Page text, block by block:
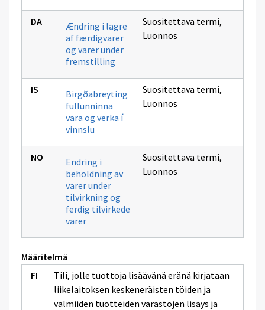
Ændring i lagre
af færdigvarer
og varer under
fremstilling
Suositettava termi,
Luonnos
Birgðabreyting
fullunninna
vara og verka í
vinnslu
Suositettava termi,
Luonnos
Endring i
beholdning av
varer under
tilvirkning og
ferdig tilvirkede
varer
Suositettava termi,
Luonnos
Määritelmä
Tili, jolle tuottoja lisäävänä eränä kirjataan
liikelaitoksen keskeneräisten töiden ja
valmiiden tuotteiden varastojen lisäys ja